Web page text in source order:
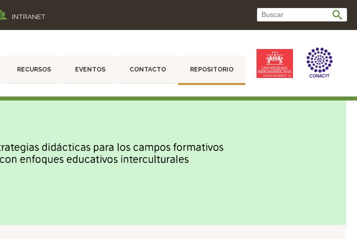
INTRANET
RECURSOS EVENTOS CONTACTO REPOSITORIO